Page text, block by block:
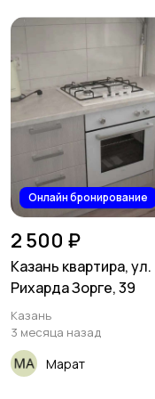
Онлайн бронирование
2 500 ₽
Казань квартира, ул.
Рихарда Зорге, 39
Казань
3 месяца назад
Марат